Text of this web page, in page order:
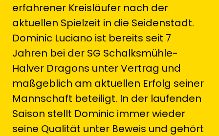
erfahrener Kreisläufer nach der
aktuellen Spielzeit in die Seidenstadt.
Dominic Luciano ist bereits seit 7
Jahren bei der SG Schalksmühle-
Halver Dragons unter Vertrag und
maßgeblich am aktuellen Erfolg seiner
Mannschaft beteiligt. In der laufenden
Saison stellt Dominic immer wieder
seine Qualität unter Beweis und gehört